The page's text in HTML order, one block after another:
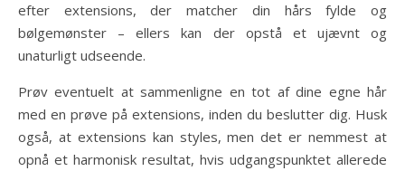
efter extensions, der matcher din hårs fylde og
bølgemønster – ellers kan der opstå et ujævnt og
unaturligt udseende.
Prøv eventuelt at sammenligne en tot af dine egne hår
med en prøve på extensions, inden du beslutter dig. Husk
også, at extensions kan styles, men det er nemmest at
opnå et harmonisk resultat, hvis udgangspunktet allerede